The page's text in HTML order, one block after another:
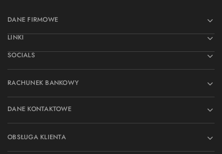
DANE FIRMOWE
LINKI
SOCIALS
RACHUNEK BANKOWY
DANE KONTAKTOWE
OBSŁUGA KLIENTA